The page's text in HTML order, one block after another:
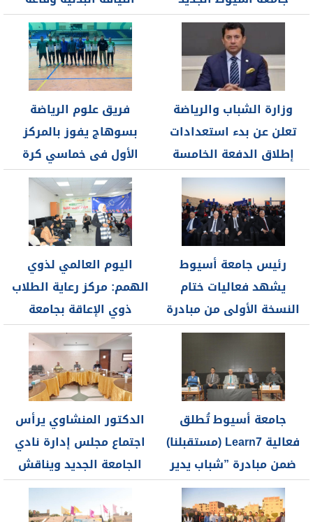
لمتابعة أعمال...
المناقشات وملعب...
وزارة الشباب والرياضة
تعلن عن بدء استعدادات
إطلاق الدفعة الخامسة
من منحة...
فريق علوم الرياضة
بسوهاج يفوز بالمركز
الأول فى خماسي كرة
القدم بدوري...
رئيس جامعة أسيوط
يشهد فعاليات ختام
النسخة الأولى من مبادرة
”تمكين ذوي...
اليوم العالمي لذوي
الهمم: مركز رعاية الطلاب
ذوي الإعاقة بجامعة
أسيوط ينظم...
جامعة أسيوط تُطلق
فعالية Learn7 (مستقبلنا)
ضمن مبادرة ”شباب يدير
شباب” ...
الدكتور المنشاوي يرأس
اجتماع مجلس إدارة نادي
الجامعة الجديد ويناقش
خطة العمل...